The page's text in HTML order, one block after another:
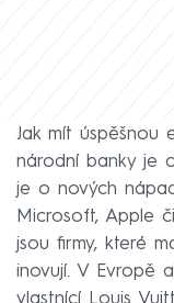
Jak mít úspěšnou
národní banky je
je o nových
Microsoft, Apple
jsou firmy, které
inovují. V Evropě